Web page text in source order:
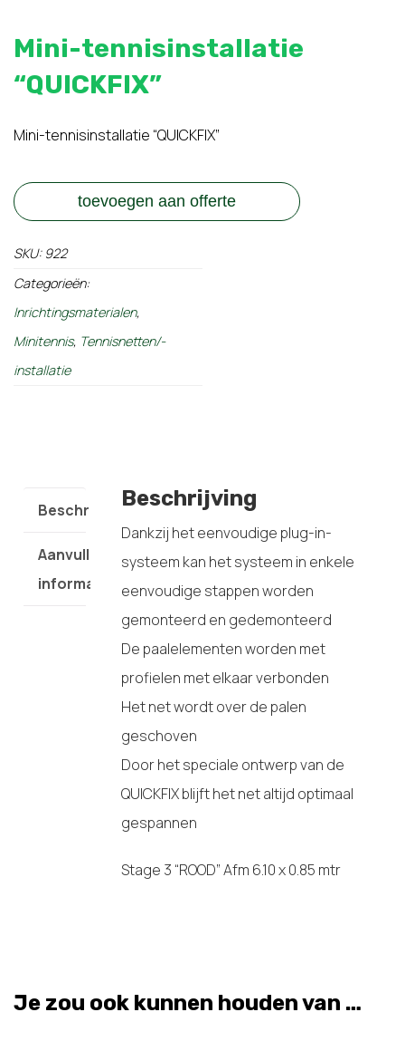
Mini-tennisinstallatie
“QUICKFIX”
Mini-tennisinstallatie “QUICKFIX”
toevoegen aan offerte
SKU: 922
Categorieën:
Inrichtingsmaterialen,
Minitennis, Tennisnetten/-
installatie
Beschrijving
Aanvullende
informatie
Beschrijving
Dankzij het eenvoudige plug-in-
systeem kan het systeem in enkele
eenvoudige stappen worden
gemonteerd en gedemonteerd
De paalelementen worden met
profielen met elkaar verbonden
Het net wordt over de palen
geschoven
Door het speciale ontwerp van de
QUICKFIX blijft het net altijd optimaal
gespannen
Stage 3 “ROOD” Afm 6.10 x 0.85 mtr
Je zou ook kunnen houden van …